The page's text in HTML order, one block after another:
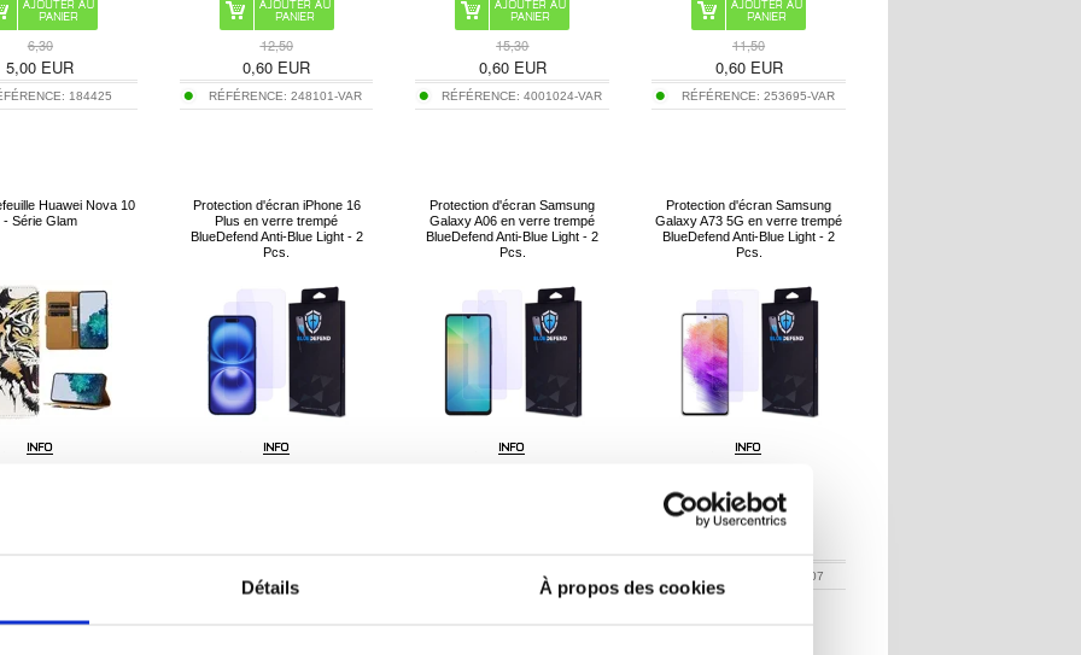
Détails À propos des cookies
6,30
5,00 EUR
184425
12,50
0,60 EUR
RÉFÉRENCE:248101-VAR
15,30
0,60EUR
RÉFÉRENCE: 4001024-VAR
11,50
0,60EUR
RÉFÉRENCE: 253695-VAR
Huawei Nova 10
- Série Glam
Protection d'écran iPhone 16
Plus en verre trempé
BlueDefend Anti-Blue Light - 2
Pcs.
Protection d'écran Samsung
Galaxy A06 en verre trempé
BlueDefend Anti-Blue Light - 2
Pcs.
2005732
Protection d'écran Samsung
Galaxy A73 5G en verre trempé
BlueDefend Anti-Blue Light - 2
Pcs.
19,20
2005707